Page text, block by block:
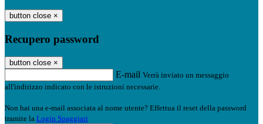
button close ×
Recupero password
button close ×
E-mail Verrà inviato un messaggio
all'indirizzo indicato con le istruzioni necessarie.
Non hai una e-mail associata al nome utente? Effettua il reset della password
tramite la Login Spaggiari